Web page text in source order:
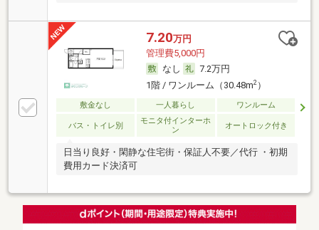
7.20万円
管理費5,000円
なし
7.2万円
1階 / ワンルーム（30.48m2）
敷金なし 一人暮らし ワンルーム
バス・トイレ別
モニタ付インターホ
ン
オートロック付き
日当り良好・閑静な住宅街・保証人不要／代行 ・初期
費用カード決済可